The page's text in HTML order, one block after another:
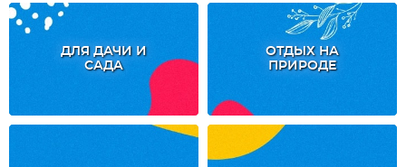
ДЛЯ ДАЧИ И
САДА
ОТДЫХ НА
ПРИРОДЕ